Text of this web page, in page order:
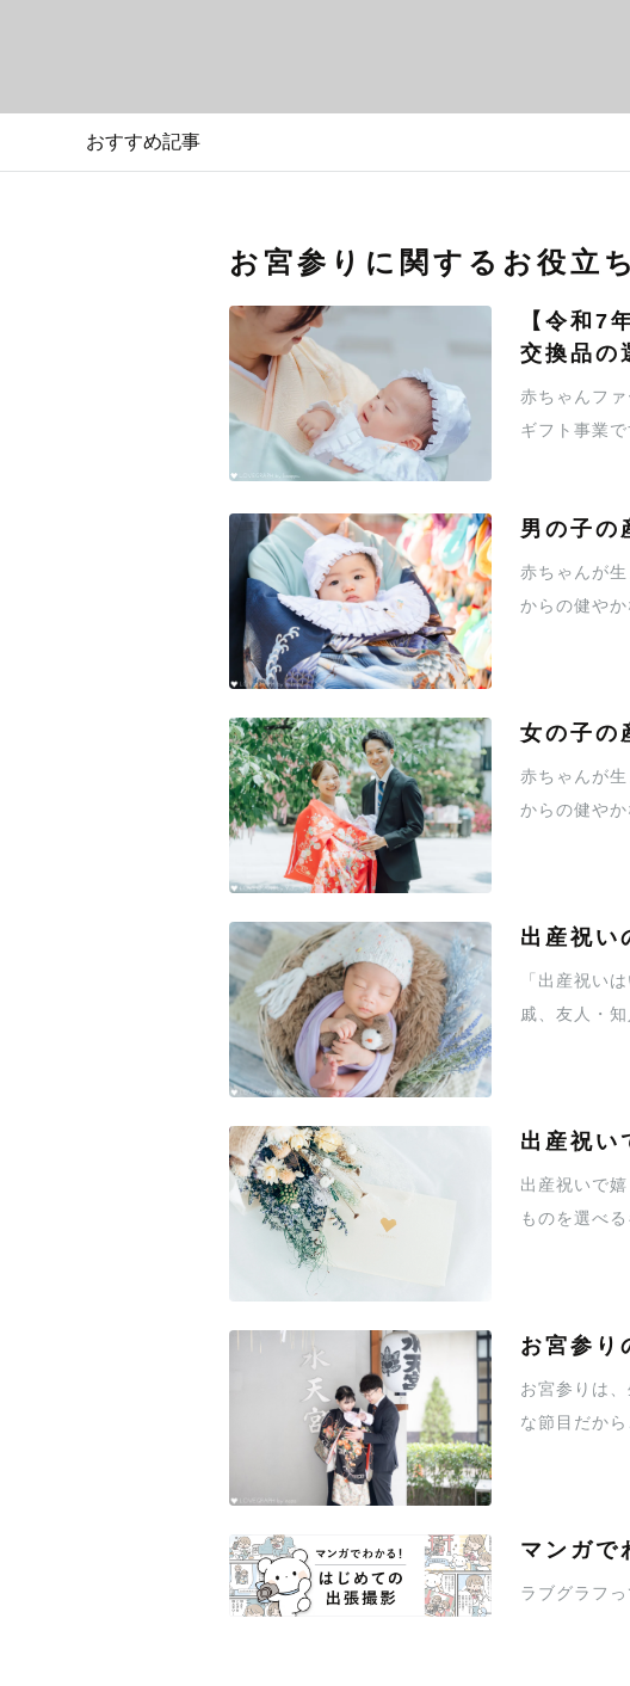
おすすめ記事
お宮参りに関するお役立
【令和7
交換品の
赤ちゃんフ
ギフト事業
例とおすす
男の子の
赤ちゃんが
からの健や
ばれる産着
参考にして
女の子の
赤ちゃんが
からの健や
呼ばれる産
ぶ際、参考
出産祝い
「出産祝い
戚、友人・
出産祝い
出産祝いで
ものを選べ
お宮参り
お宮参りは
な節目だか
こで撮れば
マンガで
ラブグラフ